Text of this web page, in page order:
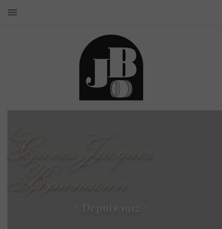
Depuis 1912